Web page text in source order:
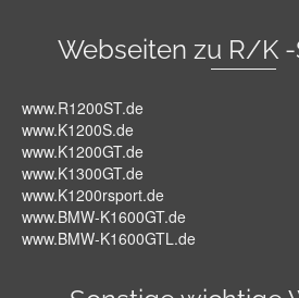
Webseiten zu R/K
www.R1200ST.de
www.K1200S.de
www.K1200GT.de
www.K1300GT.de
www.K1200rsport.de
www.BMW-K1600GT.de
www.BMW-K1600GTL.de